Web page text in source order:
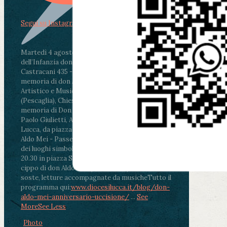
Martedì 4 agosto2026
ore 11:30 - Lucca, Scuola
dell’Infanzia don Aldo Mei - Viale Castruccio
Castracani 435 - Inaugurazione murales in
memoria di don Aldo Mei curato dal Liceo
Artistico e Musicale “Passaglia”
ore 18 - Fiano
(Pescaglia), Chiesa parrocchiale - Messa in
memoria di Don Aldo Mei celebrata da mons.
Paolo Giulietti, Arcivescovo di Lucca
ore 20.30 -
Lucca, da piazza San Michele al Cippo di don
Aldo Mei - Passeggiata della Memoria in alcuni
dei luoghi simbolo della città. Ritrovo alle ore
20.30 in piazza San Michele con conclusione al
cippo di don Aldo Mei (Porta Elisa). Durante le
soste, letture accompagnate da musicheTutto il
programma qui:www.diocesilucca.it/blog/don-
aldo-mei-anniversario-uccisione/ ... See
MoreSee Less
Photo
Segui su Instagram